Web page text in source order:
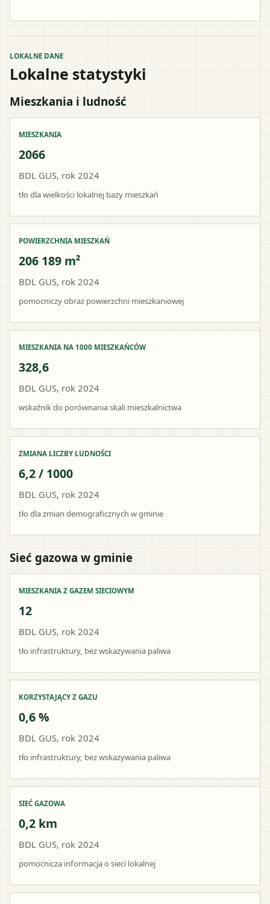
LOKALNE DANE
Lokalne statystyki
Mieszkania i ludność
MIESZKANIA
2066
BDL GUS, rok 2024
tło dla wielkości lokalnej bazy mieszkań
POWIERZCHNIA MIESZKAŃ
206 189 m²
BDL GUS, rok 2024
pomocniczy obraz powierzchni mieszkaniowej
MIESZKANIA NA 1000 MIESZKAŃCÓW
328,6
BDL GUS, rok 2024
wskaźnik do porównania skali mieszkalnictwa
ZMIANA LICZBY LUDNOŚCI
6,2 / 1000
BDL GUS, rok 2024
tło dla zmian demograficznych w gminie
Sieć gazowa w gminie
MIESZKANIA Z GAZEM SIECIOWYM
12
BDL GUS, rok 2024
tło infrastruktury, bez wskazywania paliwa
KORZYSTAJĄCY Z GAZU
0,6 %
BDL GUS, rok 2024
tło infrastruktury, bez wskazywania paliwa
SIEĆ GAZOWA
0,2 km
BDL GUS, rok 2024
pomocnicza informacja o sieci lokalnej